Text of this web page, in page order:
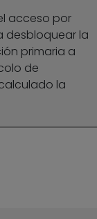
acceso por
desbloquear la
primaria a
de
la